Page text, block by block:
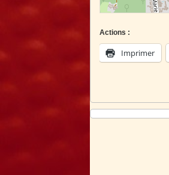
Actions :
Imprimer